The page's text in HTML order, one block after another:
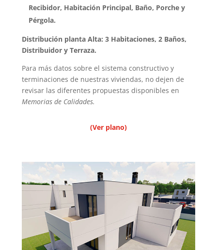
Recibidor, Habitación Principal, Baño, Porche y
Pérgola.
Distribución planta Alta: 3 Habitaciones, 2 Baños,
Distribuidor y Terraza.
Para más datos sobre el sistema constructivo y
terminaciones de nuestras viviendas, no dejen de
revisar las diferentes propuestas disponibles en
Memorias de Calidades.
(Ver plano)